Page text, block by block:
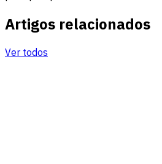
Artigos relacionados
Ver todos